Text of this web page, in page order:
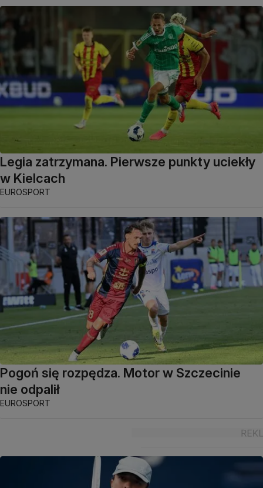
Legia zatrzymana. Pierwsze punkty uciekły
w Kielcach
EUROSPORT
Pogoń się rozpędza. Motor w Szczecinie
nie odpalił
EUROSPORT